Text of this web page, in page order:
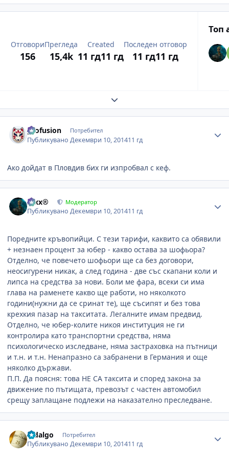
Отговори
156
Прегледа
15,4k
Created
11 гд11 гд
Последен отговор
11 гд11 гд
Топ
Expand topic overview
profusion Потребител
ПубликуваноДекември 10, 201411 гд
Ако дойдат в Пловдив бих ги изпробвал с кеф.
Alxx® Модератор
ПубликуваноДекември 10, 201411 гд
Поредните кръвопийци. С тези тарифи, каквито са обявили
+ незнаен процент за юбер - какво остава за шофьора?
Отделно, че повечето шофьори ще са без договори,
неосигурени никак, а след година - две със скапани коли и
липса на средства за нови. Боли ме фара, всеки си има
глава на раменете какво ще работи, но няколкото
години(нужни да се сринат те), ще съсипят и без това
крехкия пазар на такситата. Легалните имам предвид.
Отделно, че юбер-колите никоя институция не ги
контролира като транспортни средства, няма
психологическо изследване, няма застраховка на пътници
и т.н. и т.н. Ненапразно са забранени в Германия и още
няколко държави.
П.П. Да поясня: това НЕ СА таксита и според закона за
движение по пътищата, превозът с частен автомобил
срещу заплащане подлежи на наказателно преследване.
hidalgo Потребител
ПубликуваноДекември 10, 201411 гд